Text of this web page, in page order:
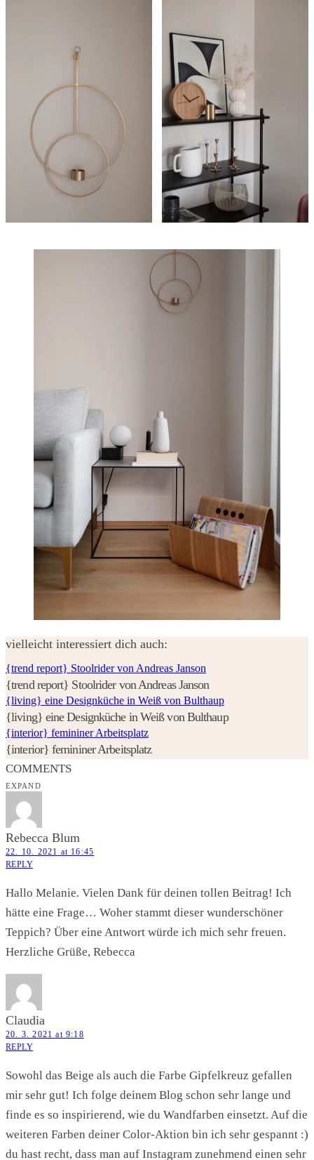
vielleicht interessiert dich auch:
{trend report} Stoolrider von Andreas Janson
{trend report} Stoolrider von Andreas Janson
{living} eine Designküche in Weiß von Bulthaup
{living} eine Designküche in Weiß von Bulthaup
{interior} femininer Arbeitsplatz
{interior} femininer Arbeitsplatz
COMMENTS
EXPAND
Rebecca Blum
22. 10. 2021 at 16:45
REPLY
Hallo Melanie. Vielen Dank für deinen tollen Beitrag! Ich
hätte eine Frage… Woher stammt dieser wunderschöner
Teppich? Über eine Antwort würde ich mich sehr freuen.
Herzliche Grüße, Rebecca
Claudia
20. 3. 2021 at 9:18
REPLY
Sowohl das Beige als auch die Farbe Gipfelkreuz gefallen
mir sehr gut! Ich folge deinem Blog schon sehr lange und
finde es so inspirierend, wie du Wandfarben einsetzt. Auf die
weiteren Farben deiner Color-Aktion bin ich sehr gespannt :)
du hast recht, dass man auf Instagram zunehmend einen sehr